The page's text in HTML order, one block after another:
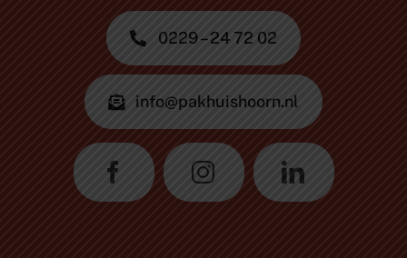
0229 – 24 72 02
info@pakhuishoorn.nl